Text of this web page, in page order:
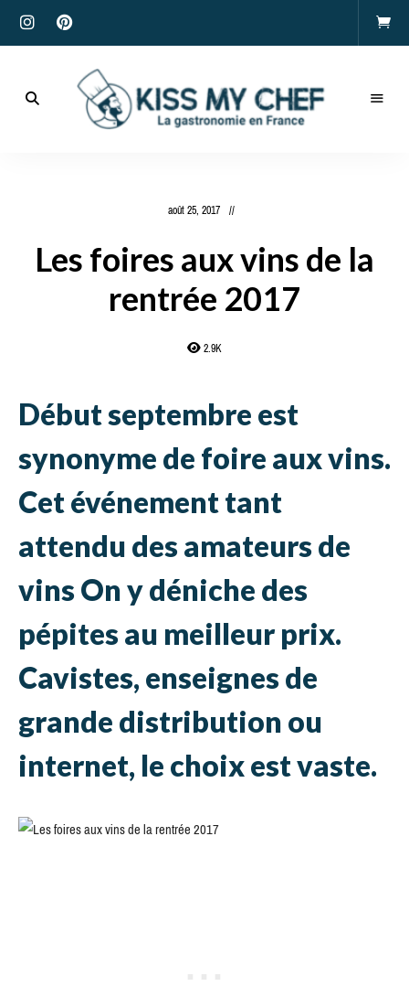
août 25, 2017
Les foires aux vins de la
rentrée 2017
2.9K
Début septembre est
synonyme de foire aux vins.
Cet événement tant
attendu des amateurs de
vins On y déniche des
pépites au meilleur prix.
Cavistes, enseignes de
grande distribution ou
internet, le choix est vaste.